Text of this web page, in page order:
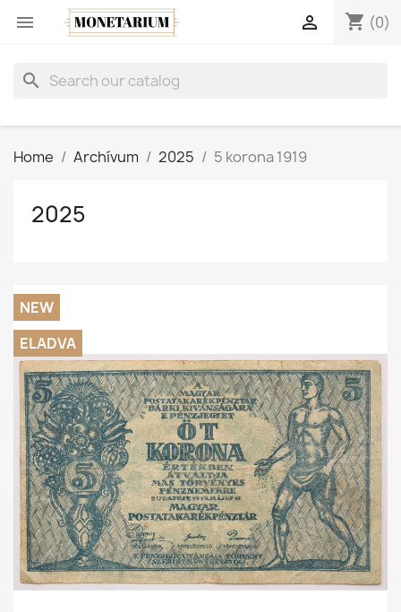
 shopping_cart (0)

search
Home Archívum 2025 5 korona 1919
2025
NEW
ELADVA